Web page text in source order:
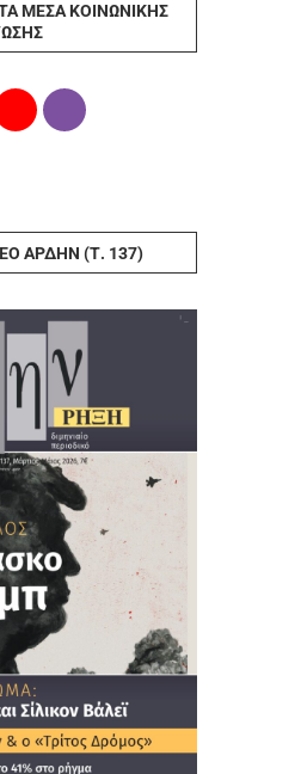
ΜΈΣΑ ΚΟΙΝΩΝΙΚΉΣ
ΆΡΔΗΝ (Τ. 137)